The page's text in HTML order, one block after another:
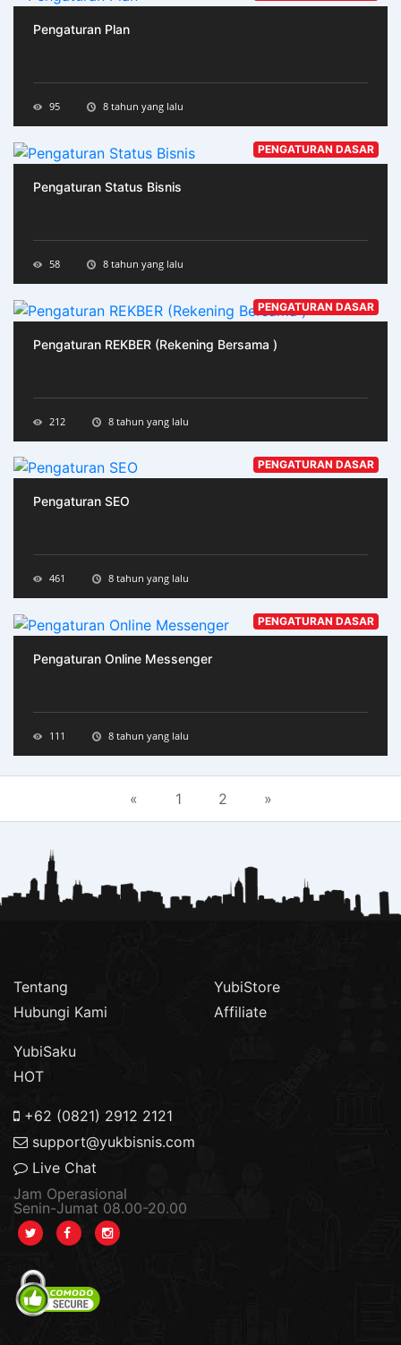
Pengaturan Plan
95 8 tahun yang lalu
PENGATURAN DASAR
Pengaturan Status Bisnis
58 8 tahun yang lalu
PENGATURAN DASAR
Pengaturan REKBER (Rekening Bersama )
212 8 tahun yang lalu
PENGATURAN DASAR
Pengaturan SEO
461 8 tahun yang lalu
PENGATURAN DASAR
Pengaturan Online Messenger
111 8 tahun yang lalu
« 1 2 »
Tentang
Hubungi Kami
YubiStore
Affiliate
YubiSaku
HOT
+62 (0821) 2912 2121
support@yukbisnis.com
Live Chat
Jam Operasional
Senin-Jumat 08.00-20.00